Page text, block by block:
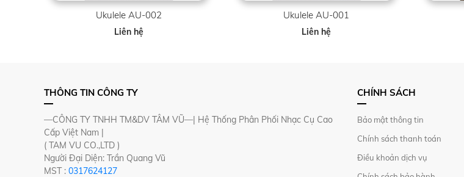
Ukulele AU-002
Liên hệ
Ukulele AU-001
Liên hệ
THÔNG TIN CÔNG TY
—CÔNG TY TNHH TM&DV TÂM VŨ—| Hệ Thống Phân Phối Nhạc Cụ Cao
Cấp Việt Nam |
( TAM VU CO.,LTD )
Người Đại Diện: Trần Quang Vũ
MST : 0317624127
CHÍNH SÁCH
Bảo mật thông tin
Chính sách thanh toán
Điều khoản dịch vụ